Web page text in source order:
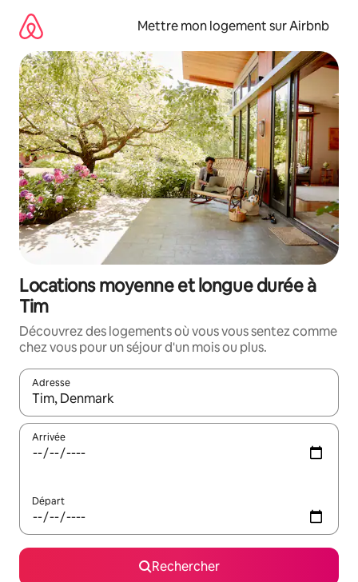
directement
contenu
Mettre mon logement sur Airbnb
Locations moyenne et longue durée à
Tim
Découvrez des logements où vous vous sentez comme
chez vous pour un séjour d'un mois ou plus.
Adresse
Lorsque les résultats s'affichent, utilisez les flèches vers le
Arrivée
Départ
Rechercher